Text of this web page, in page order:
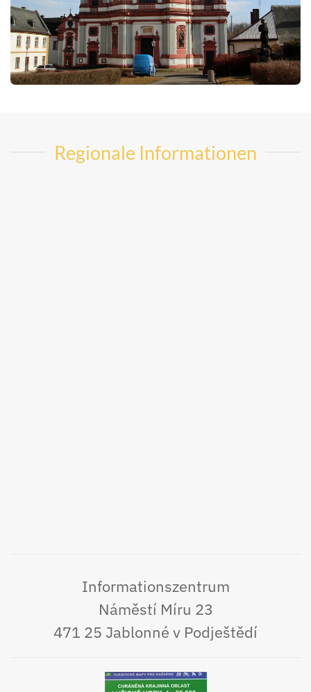
Regionale Informationen
Informationszentrum
Náměstí Míru 23
471 25 Jablonné v Podještědí